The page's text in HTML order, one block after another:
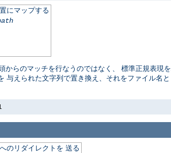
にマップする
からのマッチを行なうのではなく、 標準正規表現
えられた文字列で置き換え、それをファイル名
のリダイレクトを 送る